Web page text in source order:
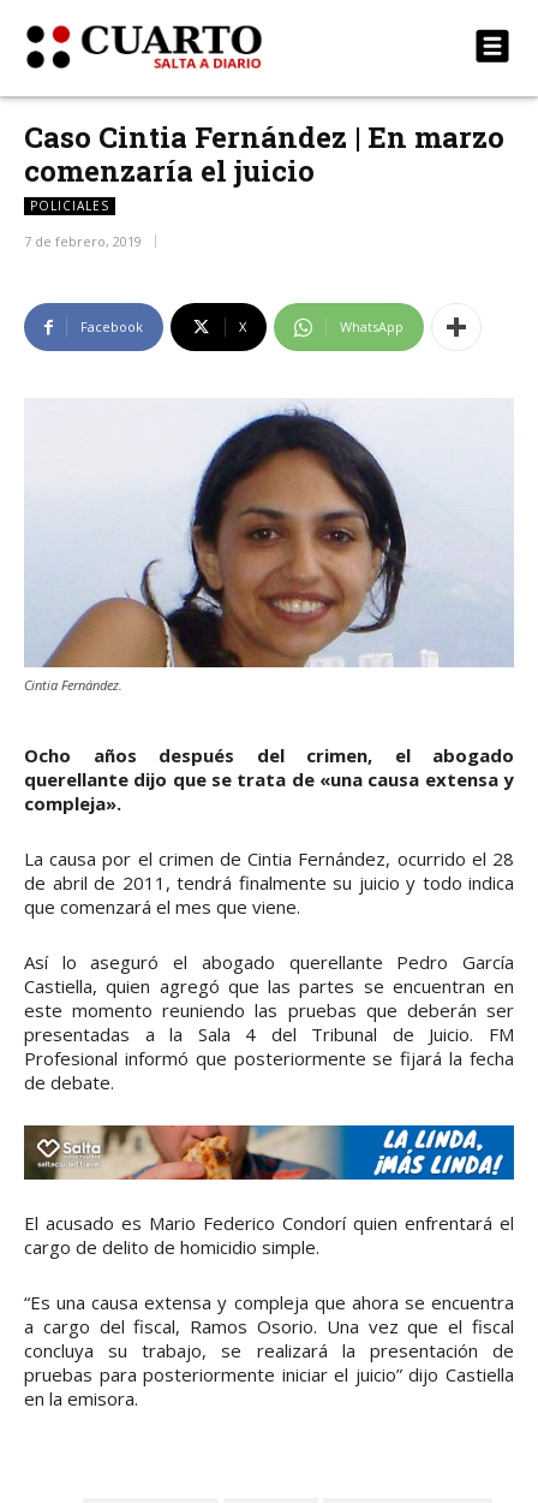
Caso Cintia Fernández | En marzo
comenzaría el juicio
POLICIALES
7 de febrero, 2019
Facebook X WhatsApp
Cintia Fernández.
Ocho años después del crimen, el abogado
querellante dijo que se trata de «una causa extensa y
compleja».
La causa por el crimen de Cintia Fernández, ocurrido el 28
de abril de 2011, tendrá finalmente su juicio y todo indica
que comenzará el mes que viene.
Así lo aseguró el abogado querellante Pedro García
Castiella, quien agregó que las partes se encuentran en
este momento reuniendo las pruebas que deberán ser
presentadas a la Sala 4 del Tribunal de Juicio. FM
Profesional informó que posteriormente se fijará la fecha
de debate.
El acusado es Mario Federico Condorí quien enfrentará el
cargo de delito de homicidio simple.
“Es una causa extensa y compleja que ahora se encuentra
a cargo del fiscal, Ramos Osorio. Una vez que el fiscal
concluya su trabajo, se realizará la presentación de
pruebas para posteriormente iniciar el juicio” dijo Castiella
en la emisora.